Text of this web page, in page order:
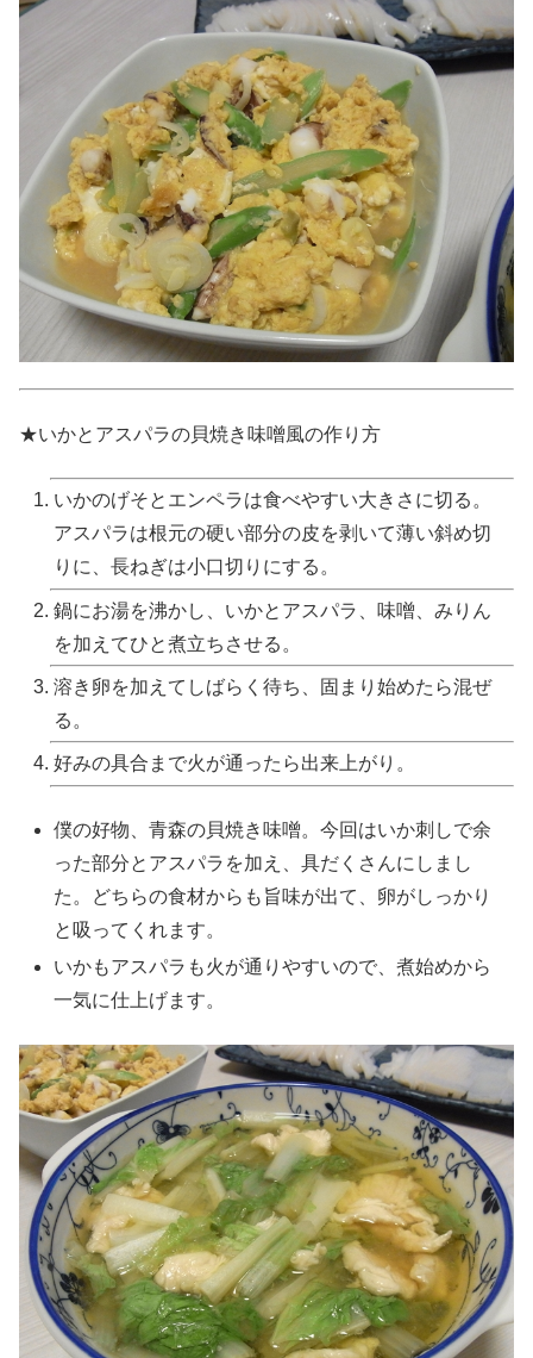
★いかとアスパラの貝焼き味噌風の作り方
いかのげそとエンペラは食べやすい大きさに切る。
アスパラは根元の硬い部分の皮を剥いて薄い斜め切
りに、長ねぎは小口切りにする。
鍋にお湯を沸かし、いかとアスパラ、味噌、みりん
を加えてひと煮立ちさせる。
溶き卵を加えてしばらく待ち、固まり始めたら混ぜ
る。
好みの具合まで火が通ったら出来上がり。
僕の好物、青森の貝焼き味噌。今回はいか刺しで余
った部分とアスパラを加え、具だくさんにしまし
た。どちらの食材からも旨味が出て、卵がしっかり
と吸ってくれます。
いかもアスパラも火が通りやすいので、煮始めから
一気に仕上げます。